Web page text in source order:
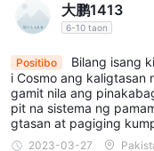
account o pagbubukas
kinakailangan para sa
Kumpletuhin ang
application form na
karanasan sa
大鹏1413
6-10 taon
Positibo
Bilang isang
i Cosmo ang kaligtasan
gamit nila ang
pit na sistema ng
gtasan at pagiging
konklusyon, ang
2023-03-27